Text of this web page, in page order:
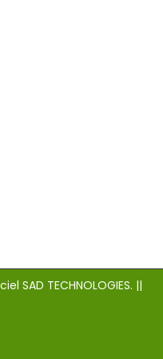
SAD TECHNOLOGIES. ||